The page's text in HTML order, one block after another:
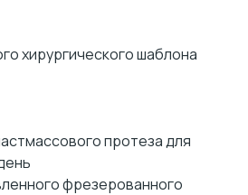
хирургического шаблона
протеза для
фрезерованного